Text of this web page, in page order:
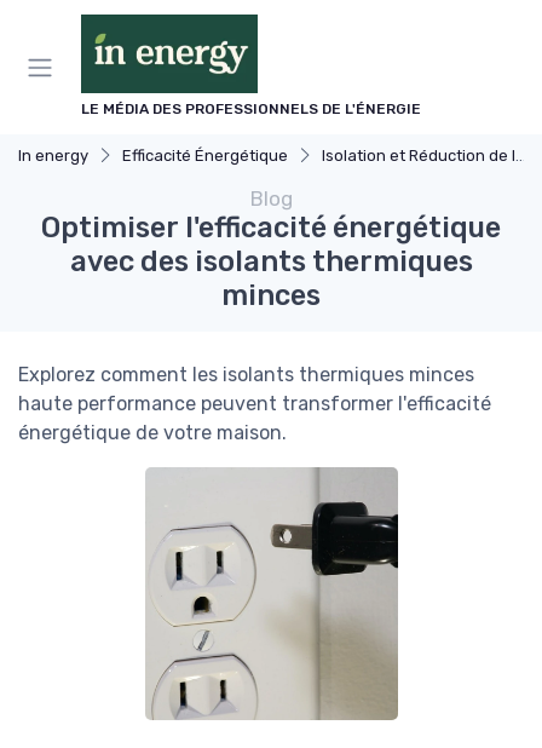
LE MÉDIA DES PROFESSIONNELS DE L'ÉNERGIE
In energy Efficacité Énergétique Isolation et Réduction de la Consommation
Blog
Optimiser l'efficacité énergétique
avec des isolants thermiques
minces
Explorez comment les isolants thermiques minces
haute performance peuvent transformer l'efficacité
énergétique de votre maison.
Panneau de gestion des cookies